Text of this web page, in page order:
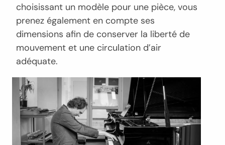
choisissant un modèle pour une pièce, vous
prenez également en compte ses
dimensions afin de conserver la liberté de
mouvement et une circulation d’air
adéquate.